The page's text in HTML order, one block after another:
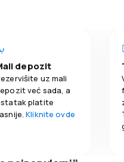
depozit
uz mali
već sada, a
platite
Kliknite ovde